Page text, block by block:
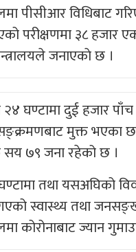
पीसीआर विधिबाट
परीक्षणमा ३८
जनाएकाे छ ।
घण्टामा दुई हजार
मुक्त भएका
७९ जना रहेको छ ।
तथा यसअघिको
स्वास्थ्य तथा
कोरोनाबाट ज्यान